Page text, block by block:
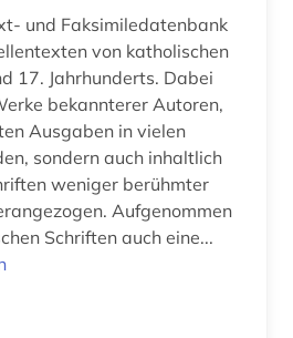
bibliographie 1470-1960 (1)
bibliographie 1800-2005 (1)
bibliographie 1900-2000 (1)
bibliographie 1923-1999 (1)
bibliographie 1964-1999 (1)
und Faksimiledatenbank
von katholischen
17. Jahrhunderts. Dabei
bekannterer Autoren,
Ausgaben in vielen
sondern auch inhaltlich
weniger berühmter
Aufgenommen
Schriften auch eine...